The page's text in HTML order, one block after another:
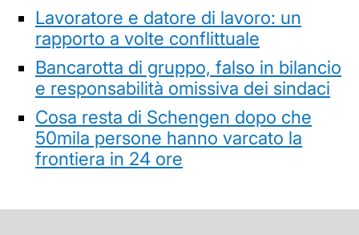
Lavoratore e datore di lavoro: un
rapporto a volte conflittuale
Bancarotta di gruppo, falso in bilancio
e responsabilità omissiva dei sindaci
Cosa resta di Schengen dopo che
50mila persone hanno varcato la
frontiera in 24 ore